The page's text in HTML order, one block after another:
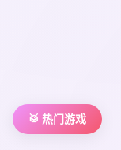
🥁 热门游戏